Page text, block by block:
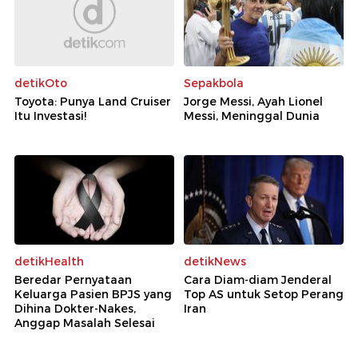
detikOto
Toyota: Punya Land Cruiser
Itu Investasi!
Sepakbola
Jorge Messi, Ayah Lionel
Messi, Meninggal Dunia
detikHealth
Beredar Pernyataan
Keluarga Pasien BPJS yang
Dihina Dokter-Nakes,
Anggap Masalah Selesai
detikNews
Cara Diam-diam Jenderal
Top AS untuk Setop Perang
Iran